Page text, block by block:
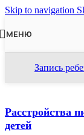
Skip to navigation
МЕНЮ
Запись
Расстройства
детей